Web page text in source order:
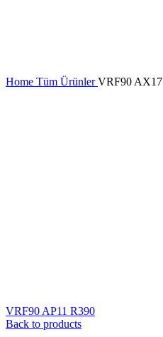
Home Tüm ÜrünlerVRF90 AX17
VRF90 AP11 R390
Back to products